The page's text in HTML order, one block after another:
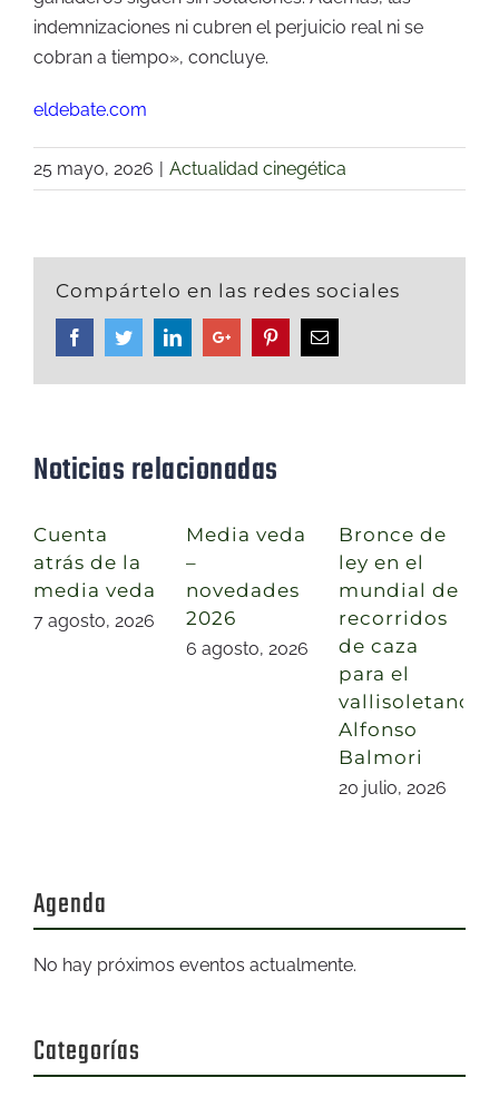
indemnizaciones ni cubren el perjuicio real ni se
cobran a tiempo», concluye.
eldebate.com
25 mayo, 2026 | Actualidad cinegética
Compártelo en las redes sociales
FacebookTwitterLinkedinGoogle+ PinterestEmail
Noticias relacionadas
Cuenta
atrás de la
media veda
7 agosto, 2026
Media veda
–
novedades
2026
6 agosto, 2026
Bronce de
ley en el
mundial de
recorridos
de caza
para el
vallisoletano
Alfonso
Balmori
20 julio, 2026
Agenda
No hay próximos eventos actualmente.
Categorías